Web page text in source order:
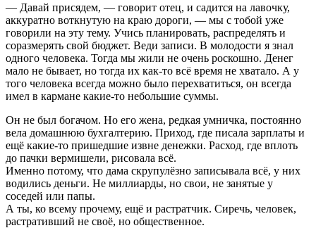
— Давай присядем, — говорит отец, и садится на лавочку,
аккуратно воткнутую на краю дороги, — мы с тобой уже
говорили на эту тему. Учись планировать, распределять и
соразмерять свой бюджет. Веди записи. В молодости я знал
одного человека. Тогда мы жили не очень роскошно. Денег
мало не бывает, но тогда их как-то всё время не хватало. А у
того человека всегда можно было перехватиться, он всегда
имел в кармане какие-то небольшие суммы.
Он не был богачом. Но его жена, редкая умничка, постоянно
вела домашнюю бухгалтерию. Приход, где писала зарплаты и
ещё какие-то пришедшие извне денежки. Расход, где вплоть
до пачки вермишели, рисовала всё.
Именно потому, что дама скрупулёзно записывала всё, у них
водились деньги. Не миллиарды, но свои, не занятые у
соседей или папы.
А ты, ко всему прочему, ещё и растратчик. Сиречь, человек,
растративший не своё, но общественное.